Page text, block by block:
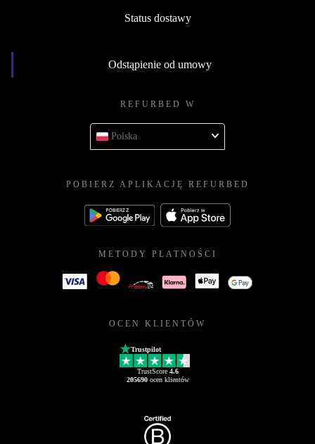
Status dostawy
Odstąpienie od umowy
REFURBED W
Polska
POBIERZ APLIKACJĘ REFURBED
METODY PŁATNOŚCI
OCEN KLIENTÓW
Trustpilot
TrustScore 4.6
205690ocen klientów